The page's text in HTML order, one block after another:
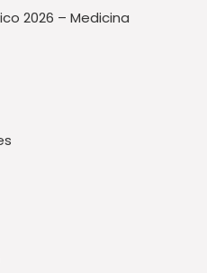
2026 – Medicina